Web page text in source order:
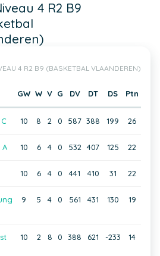
4 R2 B9
4 R2 B9 (BASKETBAL VLAANDEREN)
GW W V G DV DT DS Ptn
10 8 2 0 587 388 199 26
A 10 6 4 0 532 407 125 22
10 6 4 0 441 410 31 22
9 5 4 0 561 431 130 19
10 2 8 0 388 621 -233 14